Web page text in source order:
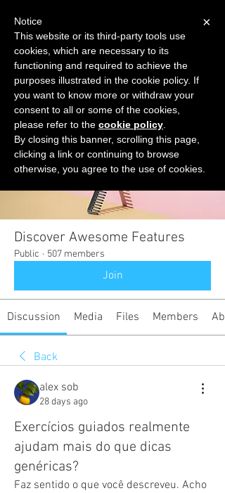
START FOR FREE Ask Valkyrie
Groups
Discover Awesome Features
Public · 507 members
Join
Discussion Media Files Members
Back
alex sob
28 days ago
Exercícios guiados realmente
ajudam mais do que dicas
genéricas?
Faz sentido o que você descreveu. Acho
×
Notice
This website or its third-party tools use
cookies, which are necessary to its
functioning and required to achieve the
purposes illustrated in the cookie policy. If
you want to know more or withdraw your
consent to all or some of the cookies,
please refer to the cookie policy
By closing this banner, scrolling this page,
clicking a link or continuing to browse
otherwise, you agree to the use of cookies.